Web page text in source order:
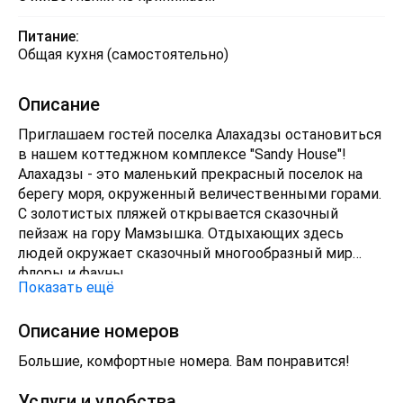
Питание:
Общая кухня (самостоятельно)
Описание
Приглашаем гостей поселка Алахадзы остановиться
в нашем коттеджном комплексе "Sandy House"!
Алахадзы - это маленький прекрасный поселок на
берегу моря, окруженный величественными горами.
С золотистых пляжей открывается сказочный
пейзаж на гору Мамзышка. Отдыхающих здесь
людей окружает сказочный многообразный мир
флоры и фауны.
"Sandy House" - это комфортные домики класса люкс
Отдых у нас подойдет как семьям, так и одиноким
путникам, которые находятся в поисках гармонии и
вдохновения! Все домики с отличным ремонтом,
качественной мебелью, и всем необходимым для
Показать ещё
Описание номеров
Большие, комфортные номера. Вам понравится!